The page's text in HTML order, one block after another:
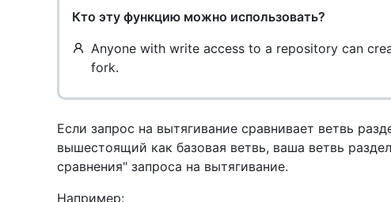
Кто эту функцию можно использовать?
Anyone with write access to a repository can
fork.
Если запрос на вытягивание сравнивает ветвь
вышестоящий как базовая ветвь, ваша ветвь
сравнения" запроса на вытягивание.
Например: